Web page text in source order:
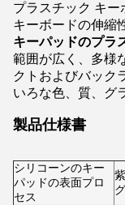
プラスチック キ
キーボードの伸縮
キーパッドのプラ
範囲が広く、多様
クトおよびバック
いろな色、質、グ
製品仕様書
シリコーンのキー
パッドの表面プロ
セス